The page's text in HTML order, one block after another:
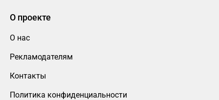
О проекте
О нас
Рекламодателям
Контакты
Политика конфиденциальности